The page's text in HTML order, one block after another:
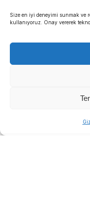
Size en iyi deneyimi sunmak ve
kullanıyoruz. Onay vererek